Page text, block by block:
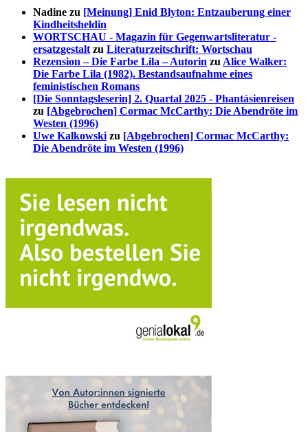
Nadine zu [Meinung] Enid Blyton: Entzauberung einer
Kindheitsheldin
WORTSCHAU - Magazin für Gegenwartsliteratur -
ersatzgestalt zu Literaturzeitschrift: Wortschau
Rezension – Die Farbe Lila – Autorin zu Alice Walker:
Die Farbe Lila (1982). Bestandsaufnahme eines
feministischen Romans
[Die Sonntagsleserin] 2. Quartal 2025 - Phantásienreisen
zu [Abgebrochen] Cormac McCarthy: Die Abendröte im
Westen (1996)
Uwe Kalkowski zu [Abgebrochen] Cormac McCarthy:
Die Abendröte im Westen (1996)